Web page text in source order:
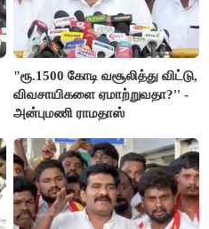
"ரூ.1500 கோடி வசூலித்து விட்டு,
விவசாயிகளை ஏமாற்றுவதா?'' -
அன்புமணி ராமதாஸ்